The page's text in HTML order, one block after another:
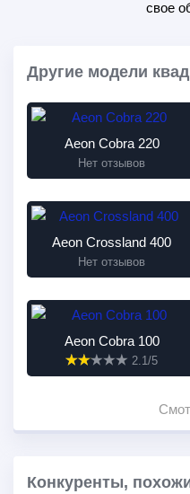
свое
Другие модели
Aeon Cobra 220
Нет отзывов
Aeon Crossland 400
Нет отзывов
Aeon Cobra 100
2.1/5
Конкуренты,